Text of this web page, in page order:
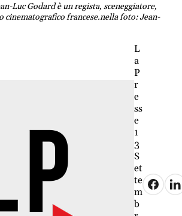
Luc Godard è un regista, sceneggiatore,
cinematografico francese.nella foto: Jean-
L
a
P
r
e
ss
e
1
3
S
et
te
m
b